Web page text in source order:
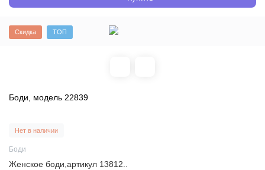
Скидка ТОП
Боди, модель 22839
Нет в наличии
Боди
Женское боди,артикул 13812..